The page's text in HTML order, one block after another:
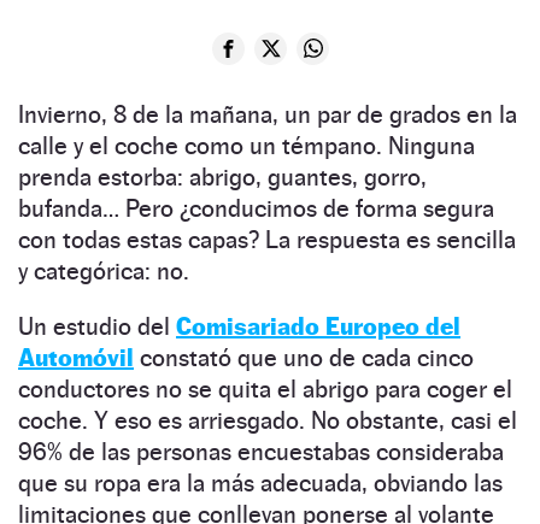
Invierno, 8 de la mañana, un par de grados en la
calle y el coche como un témpano. Ninguna
prenda estorba: abrigo, guantes, gorro,
bufanda… Pero ¿conducimos de forma segura
con todas estas capas? La respuesta es sencilla
y categórica: no.
Un estudio del Comisariado Europeo del
Automóvil constató que uno de cada cinco
conductores no se quita el abrigo para coger el
coche. Y eso es arriesgado. No obstante, casi el
96% de las personas encuestabas consideraba
que su ropa era la más adecuada, obviando las
limitaciones que conllevan ponerse al volante